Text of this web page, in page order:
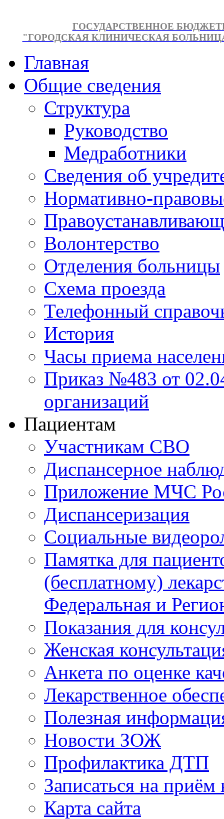
ГОСУДАРСТВЕННОЕ
"ГОРОДСКАЯ КЛИНИЧЕСКАЯ
Главная
Общие сведения
Структура
Руководство
Медработники
Сведения об
Нормативно-
Волонтерство
Отделения больницы
Схема проезда
Телефонный
История
Часы приема
Приказ №483 от
организаций
Пациентам
Участникам СВО
Диспансерное
Приложение МЧС
Диспансеризация
Социальные
Памятка для
(бесплатному)
Федеральная и
Показания для
Женская
Анкета по оценке
Лекарственное
Полезная
Новости ЗОЖ
Профилактика ДТП
Записаться на приём
Карта сайта